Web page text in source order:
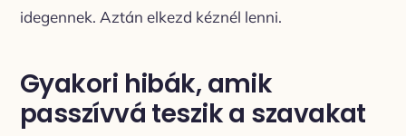
idegennek. Aztán elkezd kéznél lenni.
Gyakori hibák, amik
passzívvá teszik a szavakat